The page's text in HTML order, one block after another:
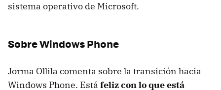
sistema operativo de Microsoft.
Sobre Windows Phone
Jorma Ollila comenta sobre la transición hacia
Windows Phone. Está feliz con lo que está